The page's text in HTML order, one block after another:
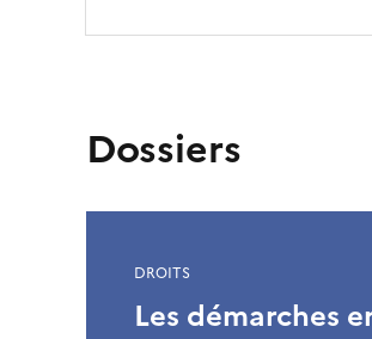
t
r
i
Dossiers
Les démarches
DROITS